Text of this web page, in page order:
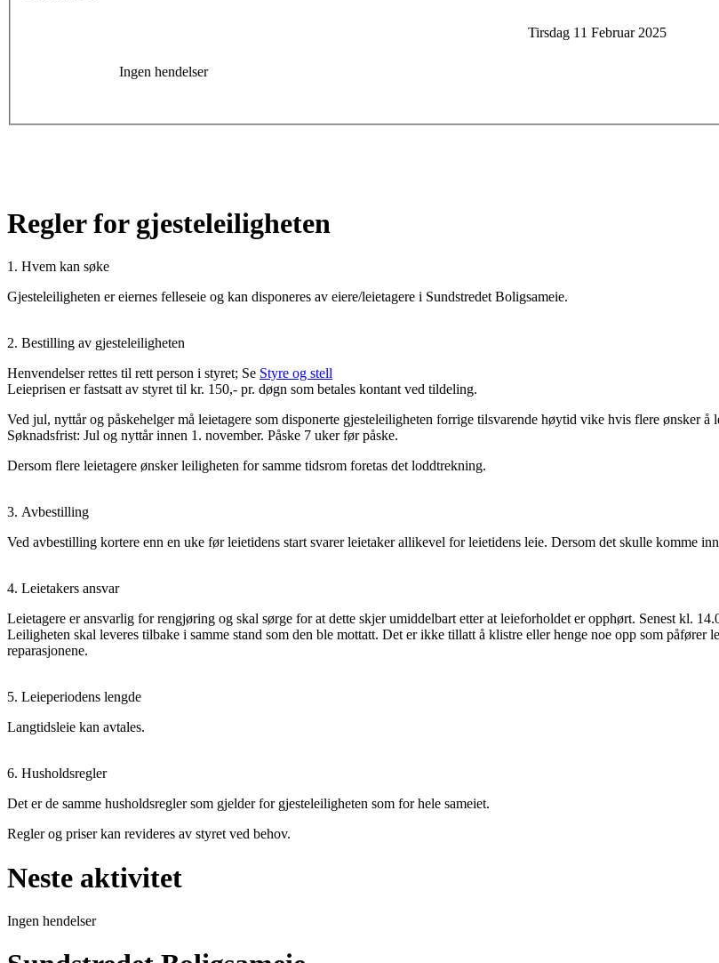
Tirsdag 11 Februar 2025
Ingen hendelser
Regler for gjesteleiligheten
1. Hvem kan søke
Gjesteleiligheten er eiernes felleseie og kan disponeres av eiere/leietagere i Sundstredet Boligsameie.
2. Bestilling av gjesteleiligheten
Henvendelser rettes til rett person i styret; Se Styre og stell
Leieprisen er fastsatt av styret til kr. 150,- pr. døgn som betales kontant ved tildeling.
Ved jul, nyttår og påskehelger må leietagere som disponerte gjesteleiligheten forrige tilsvarende høytid vike hvis flere ønsker å
Søknadsfrist: Jul og nyttår innen 1. november. Påske 7 uker før påske.
Dersom flere leietagere ønsker leiligheten for samme tidsrom foretas det loddtrekning.
3. Avbestilling
Ved avbestilling kortere enn en uke før leietidens start svarer leietaker allikevel for leietidens leie. Dersom det skulle komme
4. Leietakers ansvar
Leietagere er ansvarlig for rengjøring og skal sørge for at dette skjer umiddelbart etter at leieforholdet er opphørt. Senest kl.
Leiligheten skal leveres tilbake i samme stand som den ble mottatt. Det er ikke tillatt å klistre eller henge noe opp som påfører
reparasjonene.
5. Leieperiodens lengde
Langtidsleie kan avtales.
6. Husholdsregler
Det er de samme husholdsregler som gjelder for gjesteleiligheten som for hele sameiet.
Regler og priser kan revideres av styret ved behov.
Neste aktivitet
Ingen hendelser